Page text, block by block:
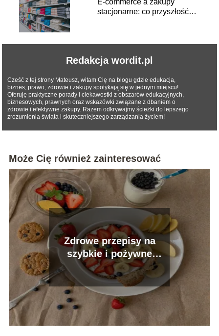
stacjonarne: co przyszłość
Redakcja wordit.pl
Cześć z tej strony Mateusz, witam Cię na blogu gdzie edukacja,
biznes, prawo, zdrowie i zakupy spotykają się w jednym miejscu!
Oferuję praktyczne porady i ciekawostki z obszarów edukacyjnych,
biznesowych, prawnych oraz wskazówki związane z dbaniem o
zdrowie i efektywne zakupy. Razem odkrywajmy ścieżki do lepszego
zrozumienia świata i skuteczniejszego zarządzania życiem!
Może Cię również zainteresować
Zdrowe przepisy na
szybkie i pożywne
śniadanie